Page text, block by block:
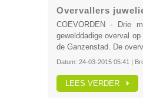
Overvallers
COEVORDEN - Drie
gewelddadige overval op
de Ganzenstad. De
Datum: 24-03-2015 05:41 |
LEES VERDER